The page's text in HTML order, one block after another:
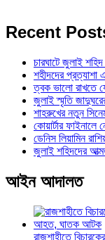
Recent
চারঘাটে জুলাই
শহীদদের প্রত্যাশা
ত্বক ভালো রাখতে
জুলাই স্মৃতি
শাহরুখের নতুন
কোয়ার্টার ফাইনালে
ডেনিস লিয়ামিন
জুলাই শহিদদের
আইন আদালত
রাজশাহীতে